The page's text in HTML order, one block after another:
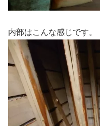
内部はこんな感じです。